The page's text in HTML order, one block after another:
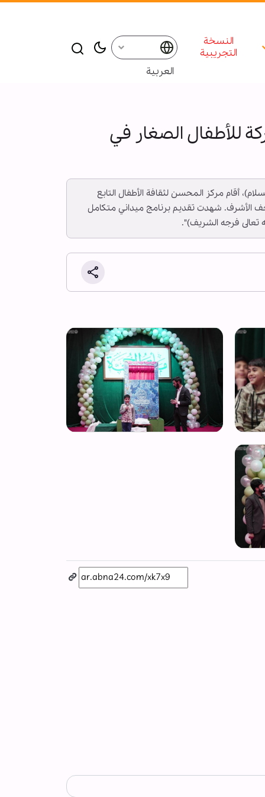
النسخة
التجريبية
العربية
للأطفال الصغار في
أقام مركز المحسن لثقافة الأطفال التابع
الأشرف. شهدت تقديم برنامج ميداني متكامل
فرجه الشريف)".